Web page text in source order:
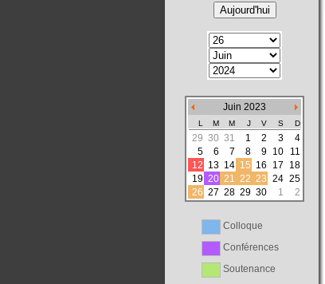
Juin 2023
L M M J V S D
29 30 31 1 2 3
4
5
6 7 8 9 10
11
12 13 14 15 16 17
18
19 20 21 22 23 24 25
26 27 28 29 30 1 2
Colloque
Conférences
Soutenance